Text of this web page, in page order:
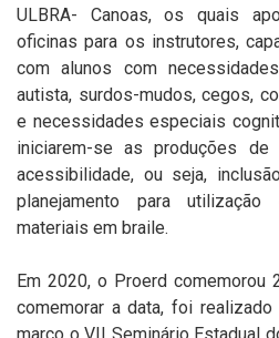
ULBRA- Canoas, os quais
oficinas para os instrutores,
com alunos com
autista, surdos-mudos, cegos,
e necessidades especiais
iniciarem-se as produções
acessibilidade, ou seja,
planejamento para
materiais em braile.
Em 2020, o Proerd comemorou
comemorar a data, foi